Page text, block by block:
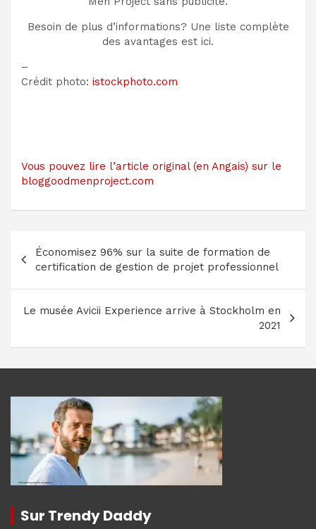
Besoin de plus d’informations? Une liste complète
des avantages est ici.
–
Crédit photo: istockphoto.com
Vous pouvez lire l’article original (en Angais) sur le
bloggoodmenproject.com
Navigation
de
l’article
Économisez 96% sur la suite de formation de
certification de gestion de projet professionnel
Le musée Avicii Experience arrive à Stockholm en
2021
Sur Trendy Daddy